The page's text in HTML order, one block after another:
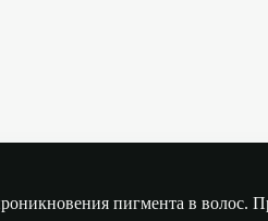
пигмента в волос.